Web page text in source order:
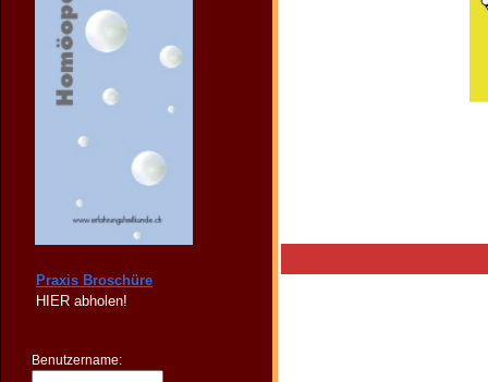
Praxis Broschüre
HIER abholen!
Benutzername: